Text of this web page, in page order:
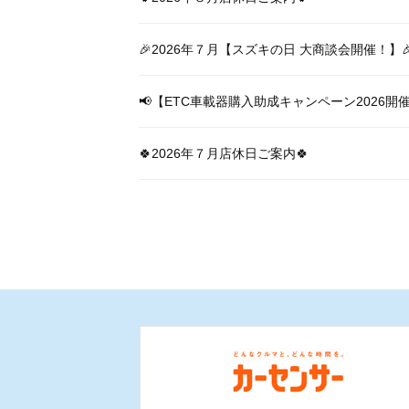
🎉2026年７月【スズキの日 大商談会開催！】
📢【ETC車載器購入助成キャンペーン2026開
🍀2026年７月店休日ご案内🍀